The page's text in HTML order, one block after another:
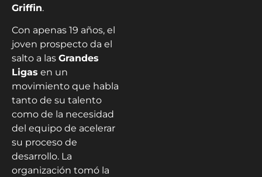
Griffin.
Con apenas 19 años, el
joven prospecto da el
salto a las Grandes
Ligas en un
movimiento que habla
tanto de su talento
como de la necesidad
del equipo de acelerar
su proceso de
desarrollo. La
organización tomó la